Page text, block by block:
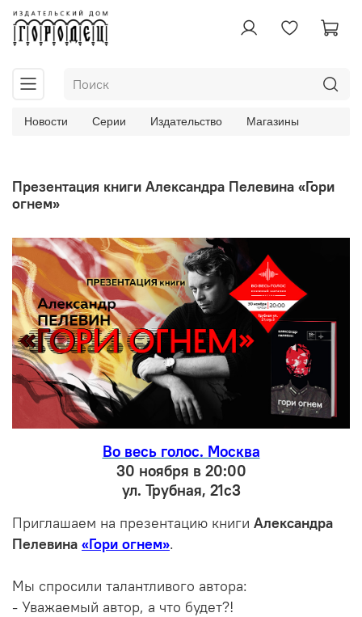
Новости Серии Издательство Магазины
Презентация книги Александра Пелевина «Гори
огнем»
Во весь голос. Москва
30 ноября в 20:00
ул. Трубная, 21с3
Приглашаем на презентацию книги Александра
Пелевина «Гори огнем».
Мы спросили талантливого автора:
- Уважаемый автор, а что будет?!